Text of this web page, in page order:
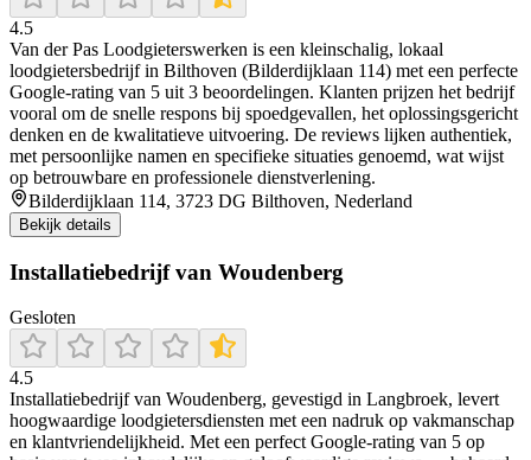
4.5
Van der Pas Loodgieterswerken is een kleinschalig, lokaal
loodgietersbedrijf in Bilthoven (Bilderdijklaan 114) met een perfecte
Google-rating van 5 uit 3 beoordelingen. Klanten prijzen het bedrijf
vooral om de snelle respons bij spoedgevallen, het oplossingsgericht
denken en de kwalitatieve uitvoering. De reviews lijken authentiek,
met persoonlijke namen en specifieke situaties genoemd, wat wijst
op betrouwbare en professionele dienstverlening.
Bilderdijklaan 114, 3723 DG Bilthoven, Nederland
Bekijk details
Installatiebedrijf van Woudenberg
Gesloten
4.5
Installatiebedrijf van Woudenberg, gevestigd in Langbroek, levert
hoogwaardige loodgietersdiensten met een nadruk op vakmanschap
en klantvriendelijkheid. Met een perfect Google-rating van 5 op